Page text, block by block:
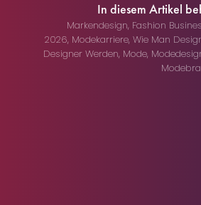
In diesem Artikel
Markendesign, Fashion
2026, Modekarriere, Wie Man
Designer Werden, Mode,